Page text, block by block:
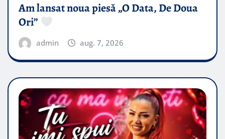
Am lansat noua piesă „O Data, De Doua
Ori”
admin aug. 7, 2026